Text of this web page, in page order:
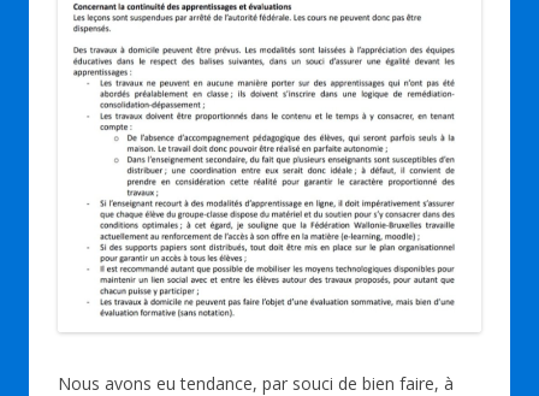
Nous avons eu tendance, par souci de bien faire, à